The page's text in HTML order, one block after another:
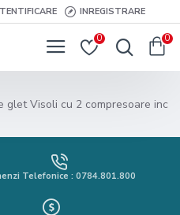
INREGISTRARE
0 0
glet Visoli cu 2 compresoare inc
Telefonice : 0784.801.800